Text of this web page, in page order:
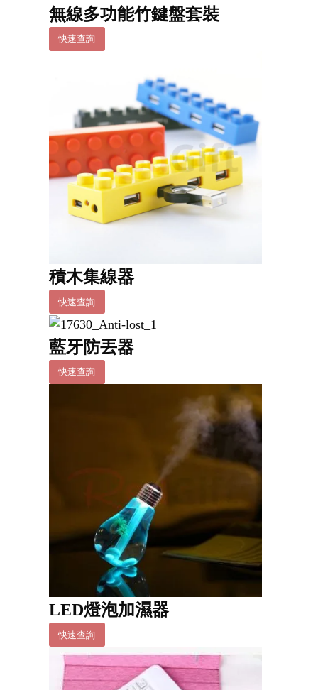
無線多功能竹鍵盤套裝
快速查詢
積木集線器
快速查詢
藍牙防丟器
快速查詢
LED燈泡加濕器
快速查詢